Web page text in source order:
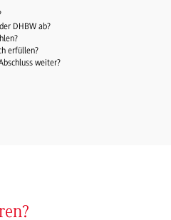
DHBW ab?
erfüllen?
weiter?